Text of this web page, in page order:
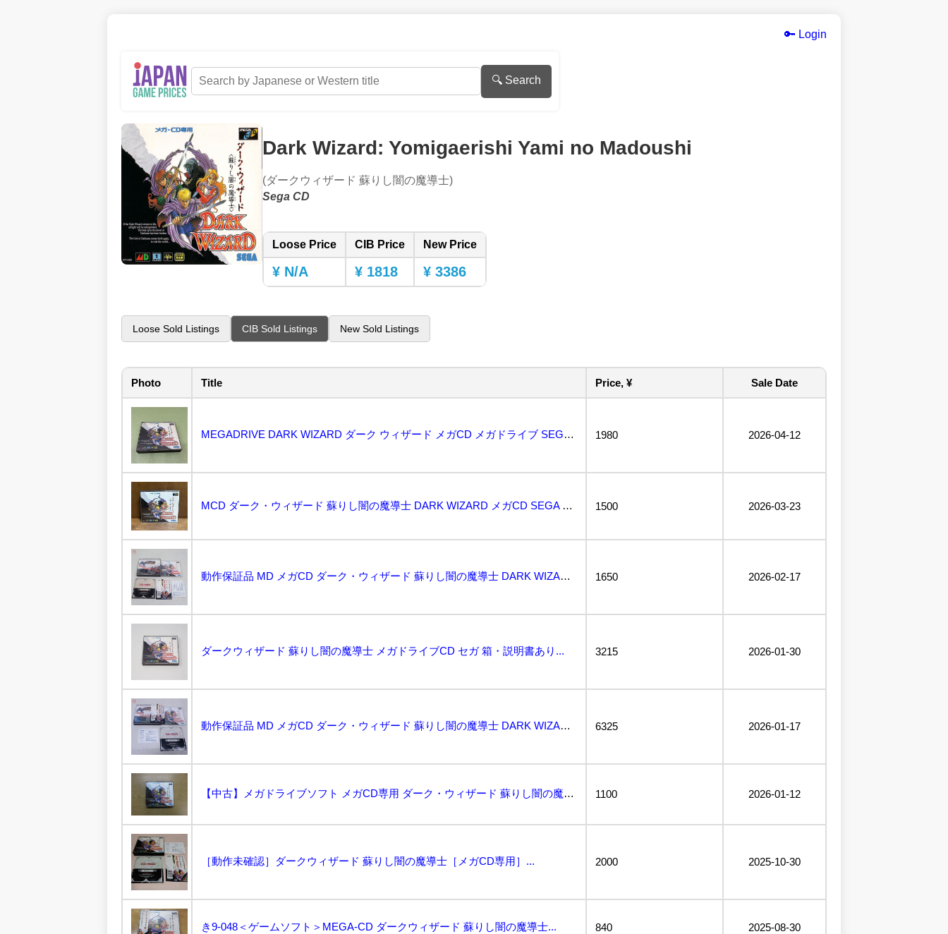
🔑 Login
🔍 Search
Dark Wizard: Yomigaerishi Yami no Madoushi
(ダークウィザード 蘇りし闇の魔導士)
Sega CD
Loose Price CIB Price New Price
¥ N/A ¥ 1818 ¥ 3386
Loose Sold Listings CIB Sold Listings New Sold Listings
Photo Title Price, ¥ Sale Date
MEGADRIVE DARK WIZARD ダーク ウィザード メガCD メガドライブ SEGA... 1980 2026-04-12
MCD ダーク・ウィザード 蘇りし闇の魔導士 DARK WIZARD メガCD SEGA メガドライ... 1500 2026-03-23
動作保証品 MD メガCD ダーク・ウィザード 蘇りし闇の魔導士 DARK WIZARD セガ SE... 1650 2026-02-17
ダークウィザード 蘇りし闇の魔導士 メガドライブCD セガ 箱・説明書あり... 3215 2026-01-30
動作保証品 MD メガCD ダーク・ウィザード 蘇りし闇の魔導士 DARK WIZARD セガ SE... 6325 2026-01-17
【中古】メガドライブソフト メガCD専用 ダーク・ウィザード 蘇りし闇の魔導士... 1100 2026-01-12
［動作未確認］ダークウィザード 蘇りし闇の魔導士［メガCD専用］... 2000 2025-10-30
き9-048＜ゲームソフト＞MEGA-CD ダークウィザード 蘇りし闇の魔導士... 840 2025-08-30